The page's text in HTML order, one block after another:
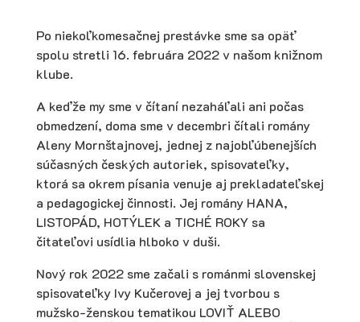
Po niekoľkomesačnej prestávke sme sa opäť
spolu stretli 16. februára 2022 v našom knižnom
klube.
A keďže my sme v čítaní nezaháľali ani počas
obmedzení, doma sme v decembri čítali romány
Aleny Mornštajnovej, jednej z najobľúbenejších
súčasných českých autoriek, spisovateľky,
ktorá sa okrem písania venuje aj prekladateľskej
a pedagogickej činnosti. Jej romány HANA,
LISTOPÁD, HOTÝLEK a TICHÉ ROKY sa
čitateľovi usídlia hlboko v duši.
Nový rok 2022 sme začali s románmi slovenskej
spisovateľky Ivy Kučerovej a jej tvorbou s
mužsko-ženskou tematikou LOVIŤ ALEBO